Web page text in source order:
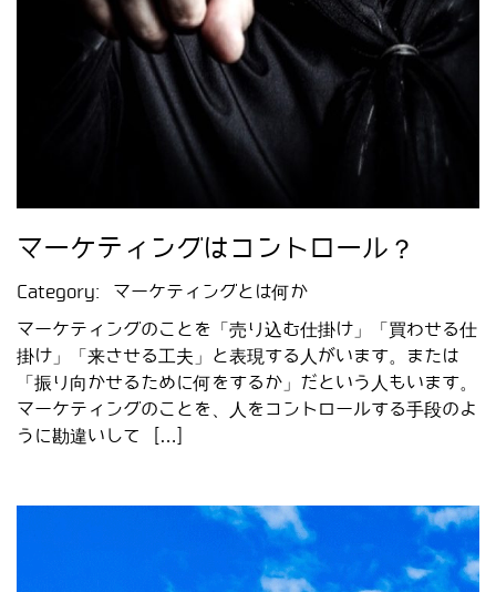
マーケティングはコントロール？
Category: マーケティングとは何か
マーケティングのことを「売り込む仕掛け」「買わせる仕
掛け」「来させる工夫」と表現する人がいます。または
「振り向かせるために何をするか」だという人もいます。
マーケティングのことを、人をコントロールする手段のよ
うに勘違いして […]